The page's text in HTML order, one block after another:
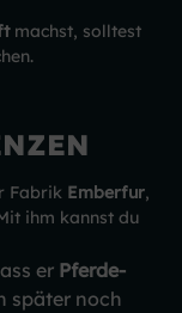
machst, solltest
Fabrik Emberfur,
ihm kannst du
er Pferde-
später noch